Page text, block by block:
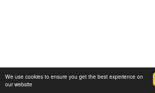
We use cookies to ensure you get the best experience on
our website